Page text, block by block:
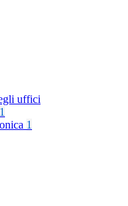
uffici
1
1